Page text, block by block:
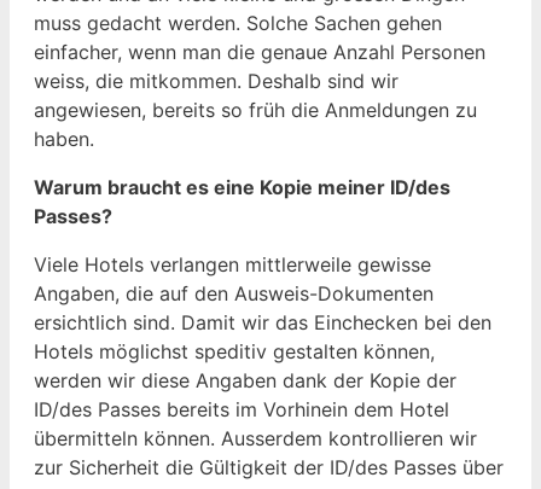
muss gedacht werden. Solche Sachen gehen
einfacher, wenn man die genaue Anzahl Personen
weiss, die mitkommen. Deshalb sind wir
angewiesen, bereits so früh die Anmeldungen zu
haben.
Warum braucht es eine Kopie meiner ID/des
Passes?
Viele Hotels verlangen mittlerweile gewisse
Angaben, die auf den Ausweis-Dokumenten
ersichtlich sind. Damit wir das Einchecken bei den
Hotels möglichst speditiv gestalten können,
werden wir diese Angaben dank der Kopie der
ID/des Passes bereits im Vorhinein dem Hotel
übermitteln können. Ausserdem kontrollieren wir
zur Sicherheit die Gültigkeit der ID/des Passes über